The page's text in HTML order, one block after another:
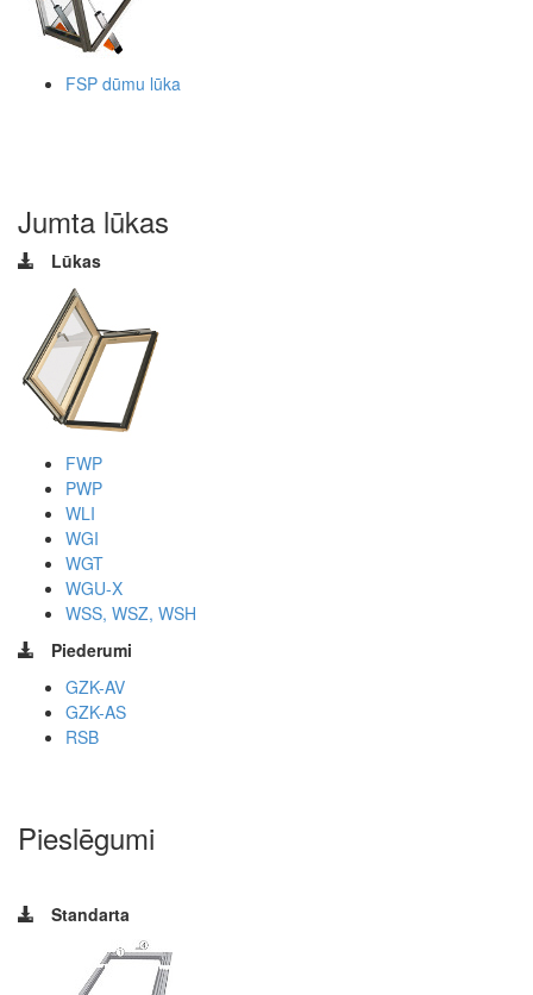
FSP dūmu lūka
Jumta lūkas
Lūkas
FWP
PWP
WLI
WGI
WGT
WGU-X
WSS, WSZ, WSH
Piederumi
GZK-AV
GZK-AS
RSB
Pieslēgumi
Standarta